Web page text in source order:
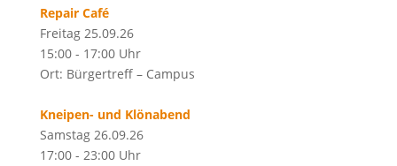
Repair Café
Freitag 25.09.26
15:00 - 17:00 Uhr
Ort: Bürgertreff – Campus
Kneipen- und Klönabend
Samstag 26.09.26
17:00 - 23:00 Uhr